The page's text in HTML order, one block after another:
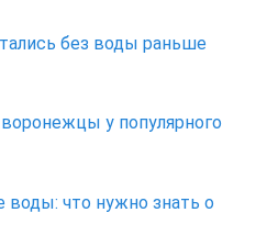
без воды раньше
у популярного
что нужно знать о